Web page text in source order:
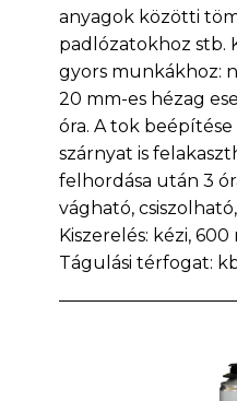
anyagok közötti
padlózatokhoz stb.
gyors munkákhoz:
20 mm-es hézag
óra. A tok
szárnyat is
felhordása után 3
vágható,
Kiszerelés: kézi, 600
Tágulási térfogat: